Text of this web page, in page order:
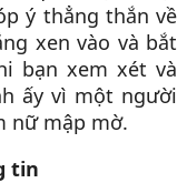
ý thẳng thắn về
xen vào và bắt
bạn xem xét và
ấy vì một người
nữ mập mờ.
tin